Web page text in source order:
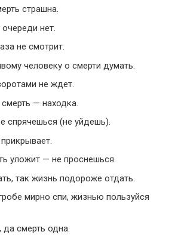
страшна.
нет.
не смотрит.
человеку о смерти думать.
не ждет.
— находка.
спрячешься (не уйдешь).
уложит — не проснешься.
так жизнь подороже отдать.
мирно спи, жизнью пользуйся
да смерть одна.